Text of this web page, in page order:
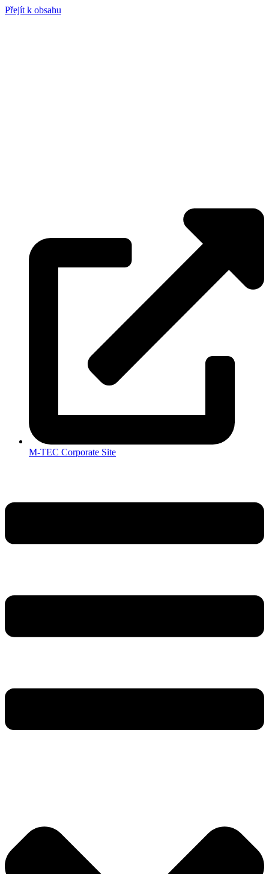
Přejít k obsahu
M-TEC Corporate Site